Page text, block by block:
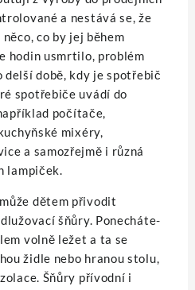
a nestává se, že
co by jej během
hodin usmrtilo, problém
delší době, kdy je spotřebič
spotřebiče uvádí do
počítače,
mixéry,
a samozřejmě i různá
lampiček.
dětem přivodit
šňůry. Ponecháte-
volně ležet a ta se
židle nebo hranou stolu,
Šňůry přívodní i